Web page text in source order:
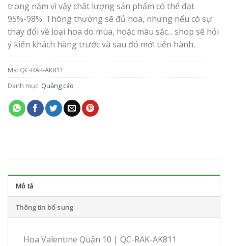
trong năm vì vậy chất lượng sản phẩm có thể đạt
95%-98%. Thông thường sẽ đủ hoa, nhưng nếu có sự
thay đổi về loại hoa do mùa, hoặc màu sắc... shop sẽ hỏi
ý kiến khách hàng trước và sau đó mới tiến hành.
Mã: QC-RAK-AK811
Danh mục: Quảng cáo
Mô tả
Thông tin bổ sung
Hoa Valentine Quận 10 | QC-RAK-AK811